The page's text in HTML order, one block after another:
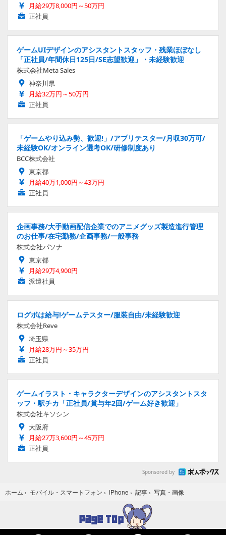
月給29万8,000円～50万円
正社員
ゲームUIデザインのアシスタントスタッフ・残業ほぼなし
「正社員/年間休日125日/SE志望歓迎」・未経験歓迎
株式会社Meta Sales
神奈川県
月給32万円～50万円
正社員
「ゲームやり込み勢、歓迎!」/アプリテスター/月収30万可/
未経験OK/オンライン選考OK/研修制度あり
BCC株式会社
東京都
月給40万1,000円～43万円
正社員
企画事務/大手動画配信企業でのアニメグッズ製造進行管理
のお仕事/在宅勤務/企画事務/一般事務
株式会社パソナ
東京都
月給29万4,900円
派遣社員
ログボは給与!ゲームテスター/服装自由/未経験歓迎
株式会社Reve
埼玉県
月給28万円～35万円
正社員
ゲームイラスト・キャラクターデザインのアシスタントスタ
ッフ・駅チカ「正社員/賞与年2回/ゲーム好き歓迎」
株式会社キソシン
大阪府
月給27万3,600円～45万円
正社員
Sponsored by
ホーム › モバイル・スマートフォン › iPhone › 記事 › 写真・画像